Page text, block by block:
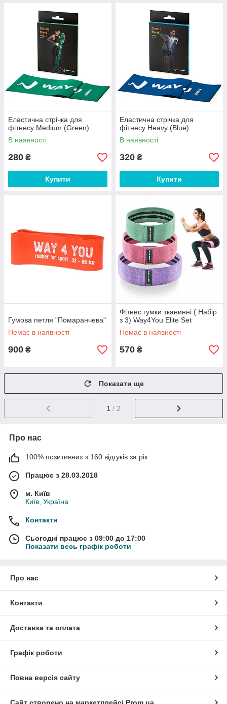
Еластична стрічка для
фітнесу Medium (Green)
В наявності
280 ₴
Купити
Еластична стрічка для
фітнесу Heavy (Blue)
В наявності
320 ₴
Купити
Гумова петля "Помаранчева"
Немає в наявності
900 ₴
Фітнес гумки тканинні ( Набір
з 3) Way4You Elite Set
Немає в наявності
570 ₴
Показати ще
1 / 2
Про нас
100% позитивних з 160 відгуків за рік
Працює з 28.03.2018
м. Київ
Київ, Україна
Контакти
Сьогодні працює з 09:00 до 17:00
Показати весь графік роботи
Про нас
Контакти
Доставка та оплата
Графік роботи
Повна версія сайту